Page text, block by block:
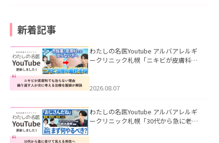
新着記事
わたしの名医Youtube アルバアレルギ
ークリニック札幌「ニキビが皮膚科で
ました。
2026.08.07
わたしの名医Youtube アルバアレルギ
ークリニック札幌「30代から急に老け